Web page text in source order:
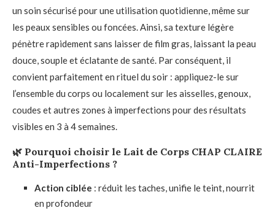
un soin sécurisé pour une utilisation quotidienne, même sur
les peaux sensibles ou foncées. Ainsi, sa texture légère
pénètre rapidement sans laisser de film gras, laissant la peau
douce, souple et éclatante de santé. Par conséquent, il
convient parfaitement en rituel du soir : appliquez-le sur
l’ensemble du corps ou localement sur les aisselles, genoux,
coudes et autres zones à imperfections pour des résultats
visibles en 3 à 4 semaines.
🌿 Pourquoi choisir le Lait de Corps CHAP CLAIRE
Anti-Imperfections ?
Action ciblée : réduit les taches, unifie le teint, nourrit
en profondeur